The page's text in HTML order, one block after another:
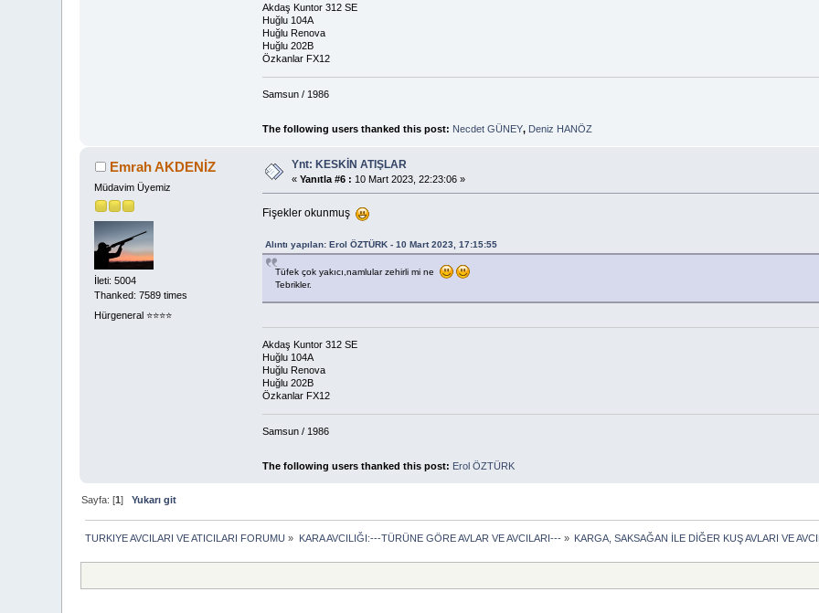
Akdaş Kuntor 312 SE
Huğlu 104A
Huğlu Renova
Huğlu 202B
Özkanlar FX12
Samsun / 1986
The following users thanked this post: Necdet GÜNEY, Deniz HANÖZ
Emrah AKDENİZ
Müdavim Üyemiz
İleti: 5004
Thanked: 7589 times
Hürgeneral ⭐️⭐️⭐️⭐️
Ynt: KESKİN ATIŞLAR
«Yanıtla #6 : 10 Mart 2023, 22:23:06 »
Fişekler okunmuş
Alıntı yapılan: Erol ÖZTÜRK - 10 Mart 2023, 17:15:55
Tüfek çok yakıcı,namlular zehirli mi ne
Tebrikler.
Akdaş Kuntor 312 SE
Huğlu 104A
Huğlu Renova
Huğlu 202B
Özkanlar FX12
Samsun / 1986
The following users thanked this post: Erol ÖZTÜRK
Sayfa: [1]Yukarı git
TURKIYE AVCILARI VE ATICILARI FORUMU » KARA AVCILIĞI:---TÜRÜNE GÖRE AVLAR VE AVCILARI---» KARGA, SAKSAĞAN İLE DİĞER KUŞ AVLARI VE